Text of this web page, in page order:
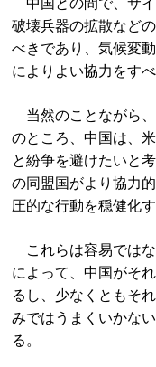
中国との間で、サ
破壊兵器の拡散など
べきであり、気候変
によりよい協力をすべ
当然のことながら
のところ、中国は、
と紛争を避けたいと
の同盟国がより協力
圧的な行動を穏健化
これらは容易では
によって、中国がそ
るし、少なくともそ
みではうまくいかな
る。